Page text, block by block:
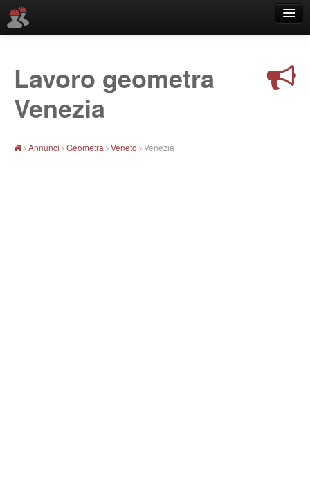
Località
Lavoro geometra
Venezia
Annunci Geometra Veneto Venezia